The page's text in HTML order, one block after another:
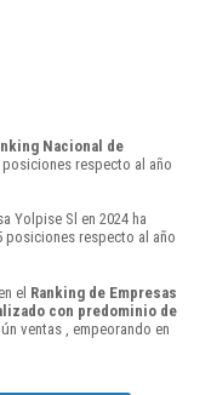
Nacional de
respecto al año
Yolpise Sl en 2024 ha
posiciones respecto al año
el Ranking de Empresas
con predominio de
ventas , empeorando en